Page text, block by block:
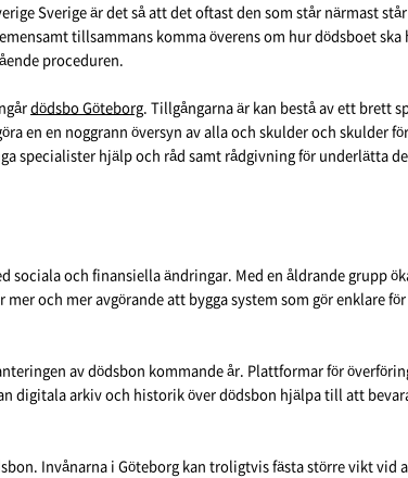
Sverige är det så att det oftast den som står närmast
tillsammans komma överens om hur dödsboet
proceduren.
dödsbo Göteborg. Tillgångarna är kan bestå av ett brett
en en noggrann översyn av alla och skulder och skulder
specialister hjälp och råd samt rådgivning för underlätta
och finansiella ändringar. Med en åldrande grupp
och mer avgörande att bygga system som gör enklare
av dödsbon kommande år. Plattformar för
digitala arkiv och historik över dödsbon hjälpa till att
Invånarna i Göteborg kan troligtvis fästa större vikt vid